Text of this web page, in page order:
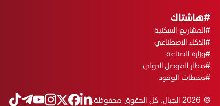
#هاشتاك
#المشاريع السكنية
#الذكاء الاصطناعي
#وزارة الصناعة
#مطار الموصل الدولي
#محطات الوقود
© 2026 الجبال. كل الحقوق محفوظة.